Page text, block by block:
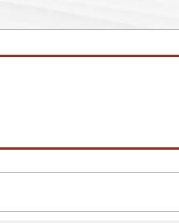
HISTORIA DEL